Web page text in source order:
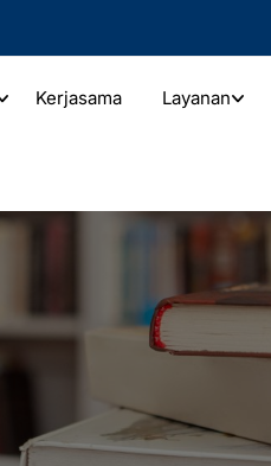
Kerjasama Layanan